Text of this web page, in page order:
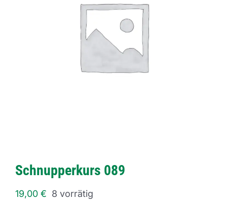
Schnupperkurs 089
19,00 € 8 vorrätig